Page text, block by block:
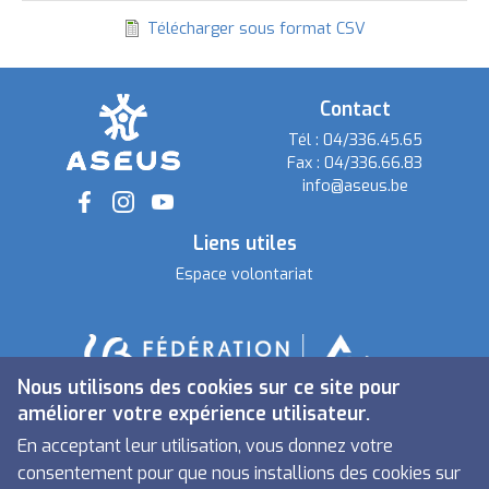
décroissant
Télécharger sous format CSV
Social
Contact
Tél : 04/336.45.65
Fax :04/336.66.83
info@aseus.be
Liens utiles
Espace volontariat
Nous utilisons des cookies sur ce site pour
améliorer votre expérience utilisateur.
En acceptant leur utilisation, vous donnez votre
consentement pour que nous installions des cookies sur